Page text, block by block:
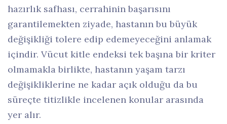
hazırlık safhası, cerrahinin başarısını
garantilemekten ziyade, hastanın bu büyük
değişikliği tolere edip edemeyeceğini anlamak
içindir. Vücut kitle endeksi tek başına bir kriter
olmamakla birlikte, hastanın yaşam tarzı
değişikliklerine ne kadar açık olduğu da bu
süreçte titizlikle incelenen konular arasında
yer alır.